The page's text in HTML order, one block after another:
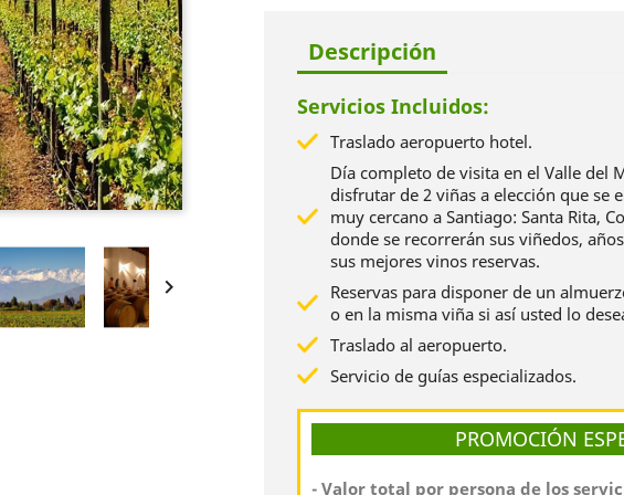

Descripción
Servicios Incluidos:
Traslado aeropuerto hotel.
Día completo de visita en el Valle del
disfrutar de 2 viñas a elección que se
muy cercano a Santiago: Santa Rita,
donde se recorrerán sus viñedos,
sus mejores vinos reservas.
Reservas para disponer de un
o en la misma viña si así usted lo
Traslado al aeropuerto.
Servicio de guías especializados.
PROMOCIÓN
- Valor total por persona de los